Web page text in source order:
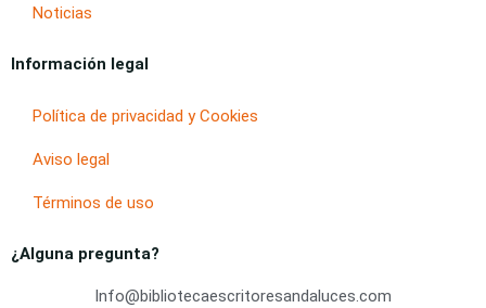
Noticias
Información legal
Política de privacidad y Cookies
Aviso legal
Términos de uso
¿Alguna pregunta?
Info@bibliotecaescritoresandaluces.com